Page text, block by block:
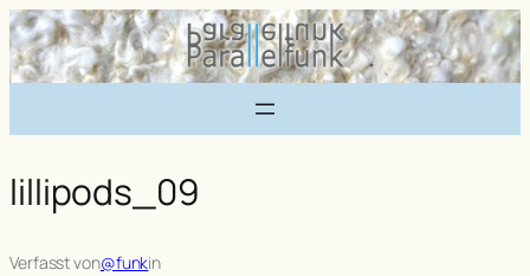
Zum
Inhalt
springen
lillipods_09
Verfasst von@funkin